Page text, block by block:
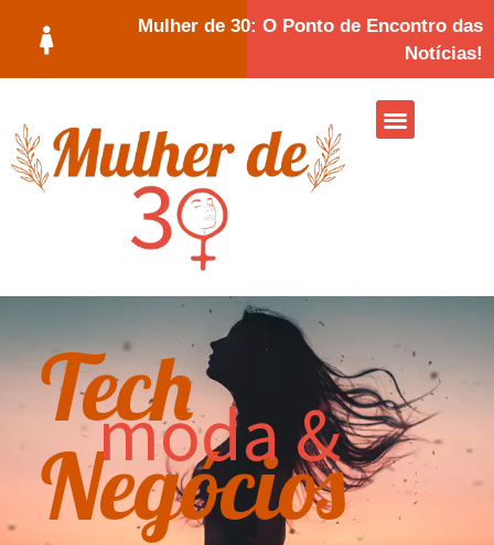
Mulher de 30: O Ponto de Encontro das
Notícias!
Tech
moda &
Negócios